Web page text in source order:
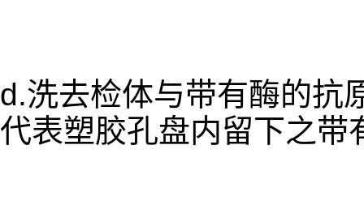
d.洗去检体与带有酶的抗
代表塑胶孔盘内留下之带